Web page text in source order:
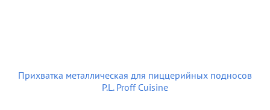
Прихватка металлическая для пиццерийных подносов
P.L. Proff Cuisine